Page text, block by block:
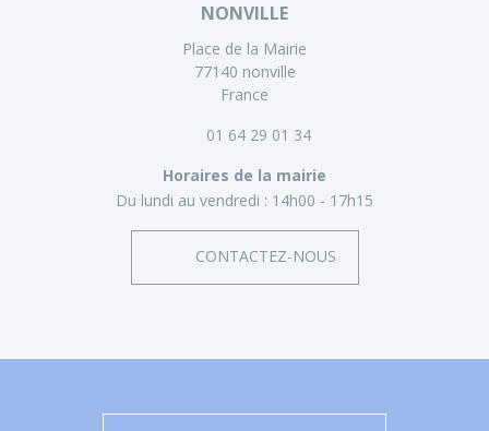
NONVILLE
Place de la Mairie
77140 nonville
France
01 64 29 01 34
Horaires de la mairie
Du lundi au vendredi : 14h00 - 17h15
CONTACTEZ-NOUS